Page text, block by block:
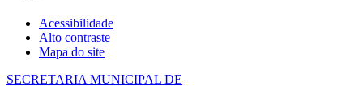
Acessibilidade
Alto contraste
Mapa do site
SECRETARIA MUNICIPAL DE